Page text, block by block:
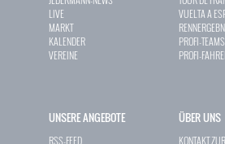
LIVE
MARKT
KALENDER
VEREINE
VUELTA A
PROFI-TEAMS
PROFI-
UNSERE ANGEBOTE
RSS-FEED
ÜBER UNS
KONTAKT